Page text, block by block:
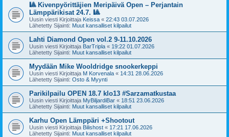
🎱 Kivenpyörittäjien Meripäivä Open – Perjantain
Lämppärikisat 24.7. 🎱
Uusin viesti Kirjoittaja Keissa « 22:43 03.07.2026
Lähetetty Sijainti: Muut kansalliset kilpailut
Lahti Diamond Open vol.2 9-11.10.2026
Uusin viesti Kirjoittaja BarTripla « 19:22 01.07.2026
Lähetetty Sijainti: Muut kansalliset kilpailut
Myydään Mike Wooldridge snookerkeppi
Uusin viesti Kirjoittaja M Korvenala « 14:31 28.06.2026
Lähetetty Sijainti: Osto & Myynti
Parikilpailu OPEN 18.7 klo13 #Sarzamatkustaa
Uusin viesti Kirjoittaja MyBiljardiBar « 18:51 23.06.2026
Lähetetty Sijainti: Muut kansalliset kilpailut
Karhu Open Lämppäri +Shootout
Uusin viesti Kirjoittaja Bilishost « 17:21 17.06.2026
Lähetetty Sijainti: Muut kansalliset kilpailut